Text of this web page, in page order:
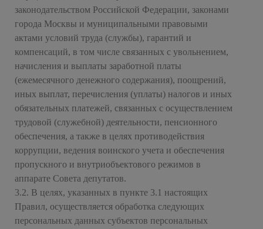
законодательством Российской Федерации, законами
города Москвы и муниципальными правовыми
актами условий труда (службы), гарантий и
компенсаций, в том числе связанных с увольнением,
начисления и выплаты заработной платы
(ежемесячного денежного содержания), поощрений,
иных выплат, перечисления (уплаты) налогов и иных
обязательных платежей, связанных с осуществлением
трудовой (служебной) деятельности, пенсионного
обеспечения, а также в целях противодействия
коррупции, ведения воинского учета и обеспечения
пропускного и внутриобъектового режимов в
аппарате Совета депутатов.
3.2. В целях, указанных в пункте 3.1 настоящих
Правил, осуществляется обработка следующих
персональных данных субъектов персональных